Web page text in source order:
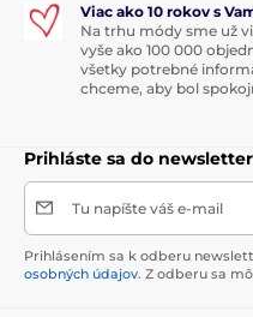
Viac ako 10 rokov s
Na trhu módy sme už
vyše ako 100 000
všetky potrebné
chceme, aby bol
Prihláste sa do
Tu napíšte váš e-mail
Prihlásením sa k odberu
osobných údajov. Z odberu sa